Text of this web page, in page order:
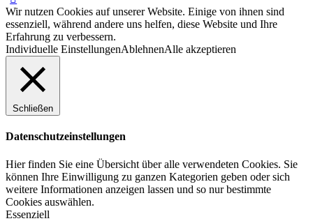
Wir nutzen Cookies auf unserer Website. Einige von ihnen sind
essenziell, während andere uns helfen, diese Website und Ihre
Erfahrung zu verbessern.
Individuelle EinstellungenAblehnenAlle akzeptieren
Schließen
Datenschutzeinstellungen
Hier finden Sie eine Übersicht über alle verwendeten Cookies. Sie
können Ihre Einwilligung zu ganzen Kategorien geben oder sich
weitere Informationen anzeigen lassen und so nur bestimmte
Cookies auswählen.
Essenziell